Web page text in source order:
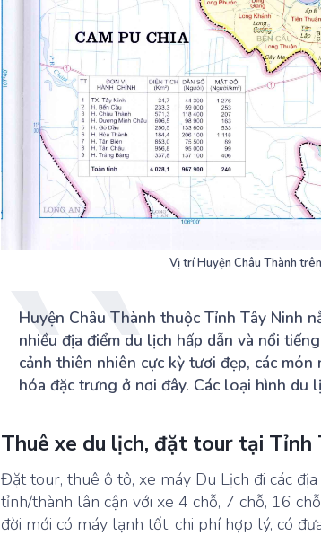
Vị trí Huyện Châu Thành
Huyện Châu Thành thuộc Tỉnh Tây Ninh
nhiều địa điểm du lịch hấp dẫn và nổi
cảnh thiên nhiên cực kỳ tươi đẹp, các
hóa đặc trưng ở nơi đây. Các loại hình du
Thuê xe du lịch, đặt tour tại Tỉnh
Đặt tour, thuê ô tô, xe máy Du Lịch đi các
tỉnh/thành lân cận với xe 4 chỗ, 7 chỗ, 16
đời mới có máy lạnh tốt, chi phí hợp lý, có